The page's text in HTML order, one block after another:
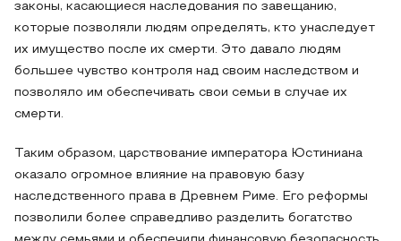
законы, касающиеся наследования по завещанию,
которые позволяли людям определять, кто унаследует
их имущество после их смерти. Это давало людям
большее чувство контроля над своим наследством и
позволяло им обеспечивать свои семьи в случае их
смерти.
Таким образом, царствование императора Юстиниана
оказало огромное влияние на правовую базу
наследственного права в Древнем Риме. Его реформы
позволили более справедливо разделить богатство